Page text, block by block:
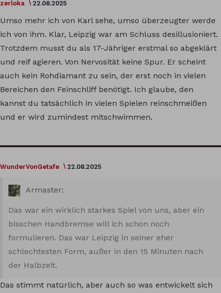
zerloka 22.08.2025
Umso mehr ich von Karl sehe, umso überzeugter werde
ich von ihm. Klar, Leipzig war am Schluss desillusioniert.
Trotzdem musst du als 17-Jähriger erstmal so abgeklärt
und reif agieren. Von Nervosität keine Spur. Er scheint
auch kein Rohdiamant zu sein, der erst noch in vielen
Bereichen den Feinschliff benötigt. Ich glaube, den
kannst du tatsächlich in vielen Spielen reinschmeißen
und er wird zumindest mitschwimmen.
WunderVonGetafe 22.08.2025
Armaster:
Das war ein wirklich starkes Spiel von uns, aber ein
bisschen Handbremse will ich schon noch
formulieren. Das war Leipzig in seiner eher
schlechtesten Form, außer in den 15 Minuten nach
der Halbzeit.
Das stimmt natürlich, aber auch so was entwickelt sich